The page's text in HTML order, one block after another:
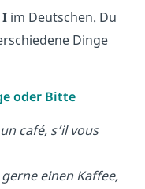
Iim Deutschen. Du
Dinge
oder Bitte
café, s’il vous
einen Kaffee,